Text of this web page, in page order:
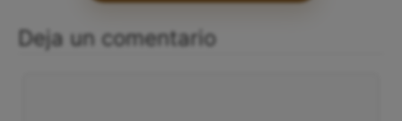
Deja un comentario